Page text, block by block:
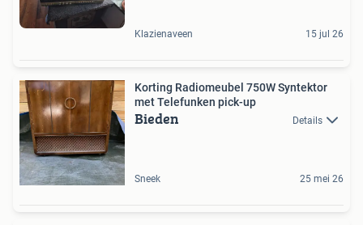
Klazienaveen 15 jul 26
Korting Radiomeubel 750W Syntektor
met Telefunken pick-up
Bieden Details
Sneek 25 mei 26